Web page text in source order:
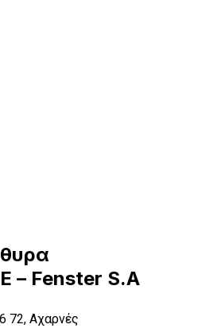
– Fenster S.A
72, Αχαρνές